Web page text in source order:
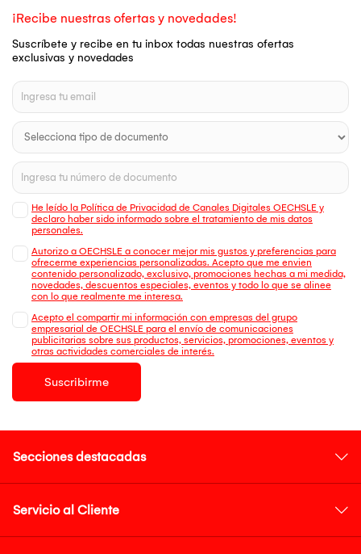
¡Recibe nuestras ofertas y novedades!
Suscríbete y recibe en tu inbox todas nuestras ofertas
exclusivas y novedades
He leído la Política de Privacidad de Canales Digitales OECHSLE y
declaro haber sido informado sobre el tratamiento de mis datos
personales.
Autorizo a OECHSLE a conocer mejor mis gustos y preferencias para
ofrecerme experiencias personalizadas. Acepto que me envien
contenido personalizado, exclusivo, promociones hechas a mi medida,
novedades, descuentos especiales, eventos y todo lo que se alinee
con lo que realmente me interesa.
Acepto el compartir mi información con empresas del grupo
empresarial de OECHSLE para el envío de comunicaciones
publicitarias sobre sus productos, servicios, promociones, eventos y
otras actividades comerciales de interés.
Suscribirme
Secciones destacadas
Servicio al Cliente